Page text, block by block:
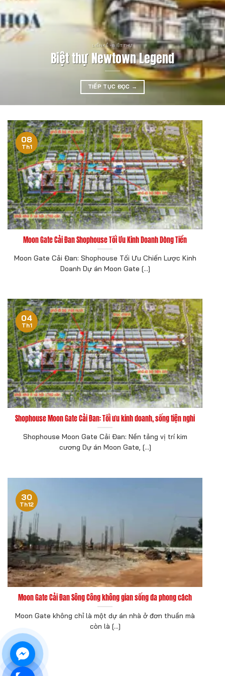
LIỀN KỀ - BIỆT THỰ
Biệt thự Newtown Legend
TIẾP TỤC ĐỌC →
Moon Gate Cải Đan Shophouse Tối Ưu Kinh Doanh Dòng Tiền
Moon Gate Cải Đan: Shophouse Tối Ưu Chiến Lược Kinh
Doanh Dự án Moon Gate [...]
08
Th1
Shophouse Moon Gate Cải Đan: Tối ưu kinh doanh, sống tiện nghi
Shophouse Moon Gate Cải Đan: Nền tảng vị trí kim
cương Dự án Moon Gate, [...]
04
Th1
Moon Gate Cải Đan Sông Công không gian sống đa phong cách
Moon Gate không chỉ là một dự án nhà ở đơn thuần mà
còn là [...]
30
Th12